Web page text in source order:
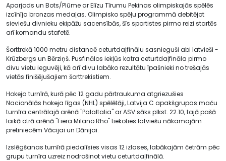
Aparjods un Bots/Plūme ar Elīzu Tīrumu Pekinas olimpiskajās spēlēs
izcīnīja bronzas medaļas. Olimpisko spēļu programmā debitējot
sieviešu divnieku ekipāžu sacensībās, šīs sportistes pirmo reizi startēs
arī komandu stafetē.
Šorttrekā 1000 metru distancē ceturtdaļfinālu sasnieguši abi latvieši -
Krūzbergs un Bērziņš. Pusfinālos iekļūs katra ceturtdaļfināla pirmo
divu vietu ieguvēji, kā arī divu labāko rezultātu īpašnieki no trešajās
vietās finišējušajiem šorttrekistiem.
Hokeja turnīrā, kurā pēc 12 gadu pārtraukuma atgriezušies
Nacionālās hokeja līgas (NHL) spēlētāji, Latvija C apakšgrupas maču
turnīra centrālajā arēnā "PalaItalia" ar ASV sāks plkst. 22.10, tajā pašā
laikā otrā arēnā "Fiera Milano Rho" tiekoties latviešu nākamajām
pretiniecēm Vācijai un Dānijai.
Izslēgšanas turnīrā piedalīsies visas 12 izlases, labākajām četrām pēc
grupu turnīra uzreiz nodrošinot vietu ceturtdaļfinālā.